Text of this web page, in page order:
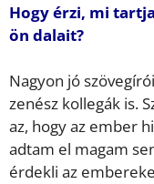
Hogy érzi, mi
ön dalait?
Nagyon jó
zenész kollegák is.
az, hogy az ember
adtam el magam
érdekli az